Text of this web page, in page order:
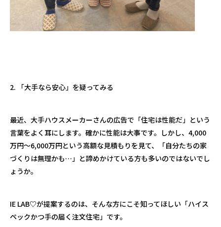
2. 「大手なら安心」を疑ってみる
最近、大手ハウスメーカーさんの広告で「住宅は性能だ」という
言葉をよく耳にします。確かに性能は大事です。しかし、4,000
万円〜6,000万円という高額な見積もりを見て、「自分たちの家
づくりは無理かも…」と諦めかけている方も多いのではないでし
ょうか。
IE LAB♡が提案するのは、そんな方にこそ知ってほしい「ハイス
ペックかつ手の届く注文住宅」です。